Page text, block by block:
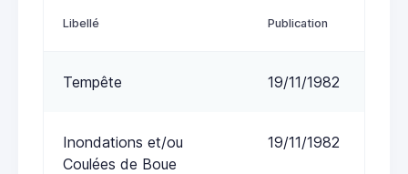
Libellé Publication
Tempête 19/11/1982
Inondations et/ou
Coulées de Boue
19/11/1982